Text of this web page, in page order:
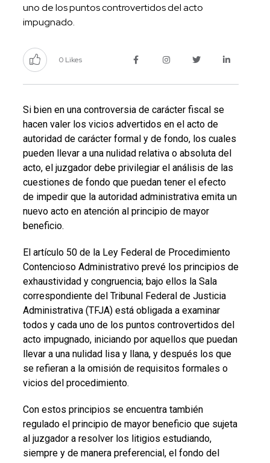
uno de los puntos controvertidos del acto
impugnado.
0 Likes
Si bien en una controversia de carácter fiscal se
hacen valer los vicios advertidos en el acto de
autoridad de carácter formal y de fondo, los cuales
pueden llevar a una nulidad relativa o absoluta del
acto, el juzgador debe privilegiar el análisis de las
cuestiones de fondo que puedan tener el efecto
de impedir que la autoridad administrativa emita un
nuevo acto en atención al principio de mayor
beneficio.
El artículo 50 de la Ley Federal de Procedimiento
Contencioso Administrativo prevé los principios de
exhaustividad y congruencia; bajo ellos la Sala
correspondiente del Tribunal Federal de Justicia
Administrativa (TFJA) está obligada a examinar
todos y cada uno de los puntos controvertidos del
acto impugnado, iniciando por aquellos que puedan
llevar a una nulidad lisa y llana, y después los que
se refieran a la omisión de requisitos formales o
vicios del procedimiento.
Con estos principios se encuentra también
regulado el principio de mayor beneficio que sujeta
al juzgador a resolver los litigios estudiando,
siempre y de manera preferencial, el fondo del